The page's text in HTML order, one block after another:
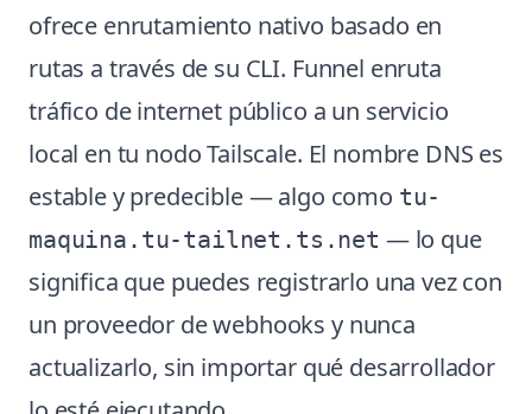
ofrece enrutamiento nativo basado en
rutas a través de su CLI. Funnel enruta
tráfico de internet público a un servicio
local en tu nodo Tailscale. El nombre DNS es
estable y predecible — algo como tu-
maquina.tu-tailnet.ts.net — lo que
significa que puedes registrarlo una vez con
un proveedor de webhooks y nunca
actualizarlo, sin importar qué desarrollador